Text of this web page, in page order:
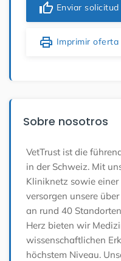
thumb_up Enviar solicitud
print Imprimir
Sobre nosotros
VetTrust ist die
in der Schweiz. Mit
Kliniknetz sowie
versorgen unsere
an rund 40
Herz bieten wir
wissenschaftlichen
höchstem Niveau.